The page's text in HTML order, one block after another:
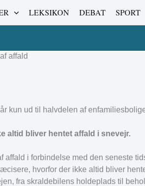
LEKSIKON DEBAT SPORT
affald
kun ud til halvdelen af
altid bliver hentet affald i snevejr.
i forbindelse med den seneste
hvorfor der ikke altid bliver
fra skraldebilens holdeplads til